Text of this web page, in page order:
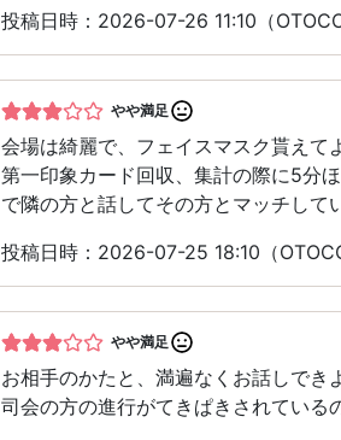
投稿日時：2026-07-26 11:10（
やや満足
会場は綺麗で、フェイスマスク貰えて
第一印象カード回収、集計の際に5分
で隣の方と話してその方とマッチして
投稿日時：2026-07-25 18:10（
やや満足
お相手のかたと、満遍なくお話しでき
司会の方の進行がてきぱきされている